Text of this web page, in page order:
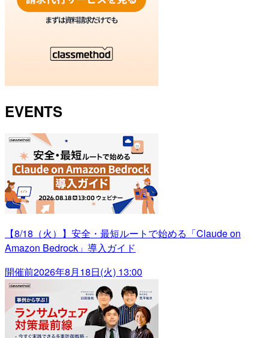
EVENTS
【8/18（火）】安全・最短ルートで始める「Claude on
Amazon Bedrock」導入ガイド
開催前2026年8月18日(火) 13:00